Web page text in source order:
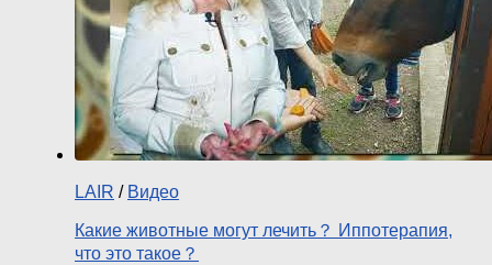
LAIR / Видео
Какие животные могут лечить？ Иппотерапия,
что это такое？